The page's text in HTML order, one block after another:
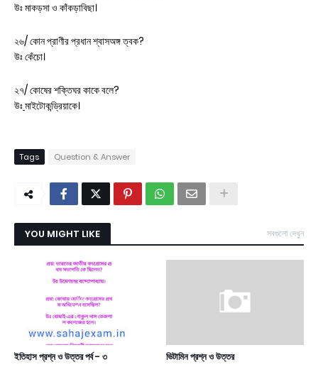
উঃ মাকড়সা ও কাঁকড়াবিছা।
২৬/ কোন প্রাণীর প্রধান শ্বাসঅঙ্গ ত্বক?
উঃ কেঁচো।
২৭/ কোষের শক্তিঘর কাকে বলে?
উমাইটোকন্ড্রিয়াকে।
Tags Question & Answer
YOU MIGHT LIKE সবগুলো দেখুন
ইতিহাস প্রশ্ন ও উত্তর পর্ব - ৩ ভিটামিন প্রশ্ন ও উত্তর